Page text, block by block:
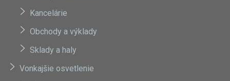
Kancelárie
Obchody a výklady
Sklady a haly
Vonkajšie osvetlenie